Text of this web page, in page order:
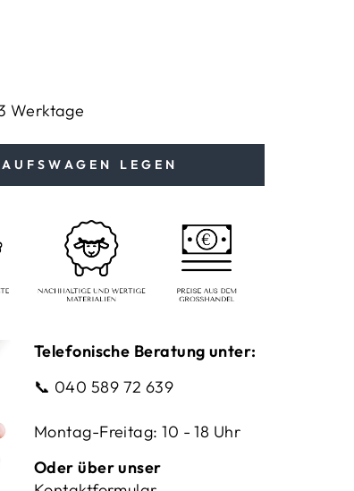
Werktage
LEGEN
Telefonische Beratung unter:
📞 040 589 72 639
Montag-Freitag: 10 - 18 Uhr
Oder über unser